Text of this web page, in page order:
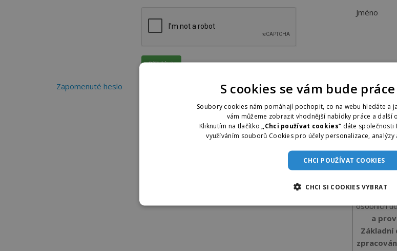
Zapomenuté heslo
Jméno
Po registraci
údaje - více zde
(dále jen
osobních
a
Základní
S cookies se vám bude
Soubory cookies nám pomáhají pochopit, co na webu hledáte a
vám můžeme zobrazit vhodnější nabídky práce a další
Kliknutím na tlačítko„Chci používat cookies“ dáte společnosti
využíváním souborů Cookies pro účely personalizace, analýzy
CHCI POUŽÍVAT COOKIES
CHCI SI COOKIES VYBRAT